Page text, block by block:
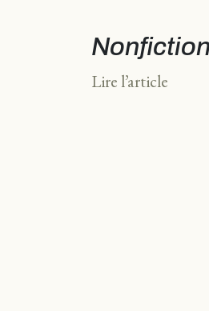
Nonfiction
Lire l’article